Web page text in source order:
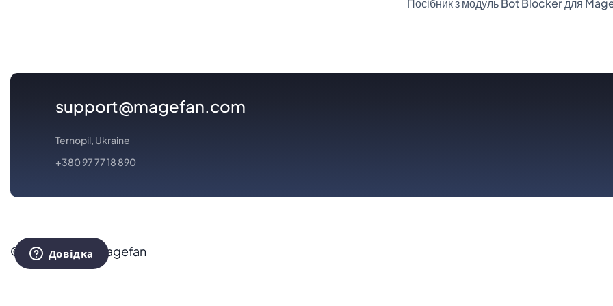
Посібник з модуль Bot Blocker для
support@magefan.com
Ternopil, Ukraine
+380 97 77 18 890
© 2015 - 2026 Magefan